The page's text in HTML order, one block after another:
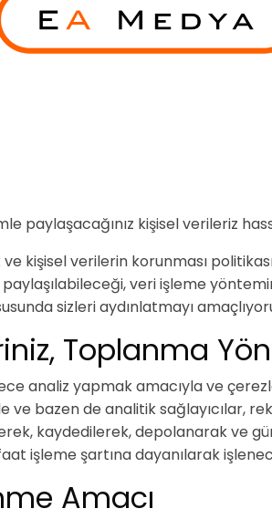
paylaşacağınız kişisel verileriz
kişisel verilerin korunması
veri işleme
sizleri aydınlatmayı
Toplanma
analiz yapmak amacıyla ve
bazen de analitik sağlayıcılar,
kaydedilerek, depolanarak ve
işleme şartına dayanılarak
Amacı